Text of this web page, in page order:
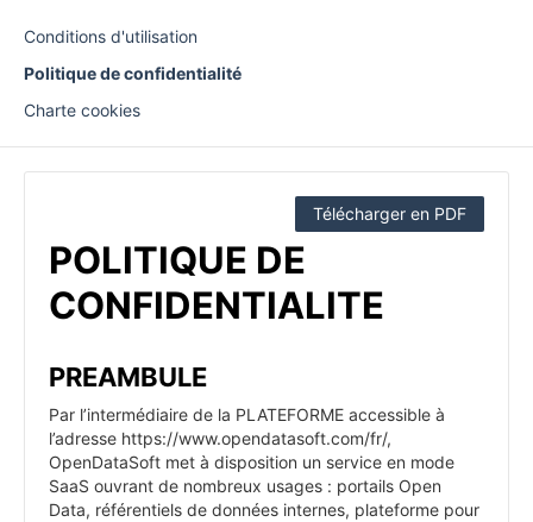
Conditions d'utilisation
Politique de confidentialité
Charte cookies
Télécharger en PDF
POLITIQUE DE
CONFIDENTIALITE
PREAMBULE
Par l’intermédiaire de la PLATEFORME accessible à
l’adresse https://www.opendatasoft.com/fr/,
OpenDataSoft met à disposition un service en mode
SaaS ouvrant de nombreux usages : portails Open
Data, référentiels de données internes, plateforme pour